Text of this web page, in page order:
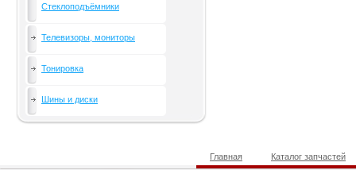
Стеклоподъёмники
Телевизоры, мониторы
Тонировка
Шины и диски
Главная Каталог запчастей